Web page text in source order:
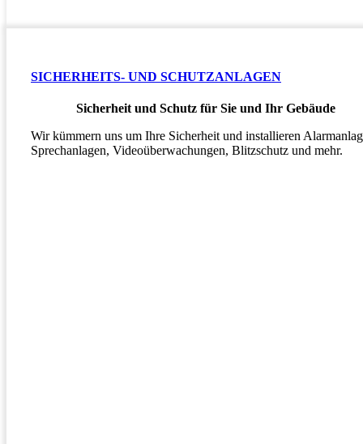
SICHERHEITS- UND SCHUTZANLAGEN
Sicherheit und Schutz für Sie und Ihr Gebäude
Wir kümmern uns um Ihre Sicherheit und installieren
Sprechanlagen, Videoüberwachungen, Blitzschutz und mehr.